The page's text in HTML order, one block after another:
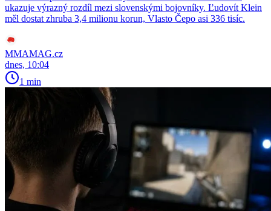
ukazuje výrazný rozdíl mezi slovenskými bojovníky. Ľudovít Klein
měl dostat zhruba 3,4 milionu korun, Vlasto Čepo asi 336 tisíc.
MMAMAG.cz
dnes, 10:04
1 min